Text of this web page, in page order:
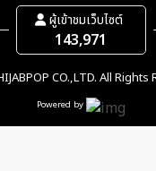
ผู้เข้าชมเว็บไซต์
143,971
CO.,LTD. All Rights
Powered by